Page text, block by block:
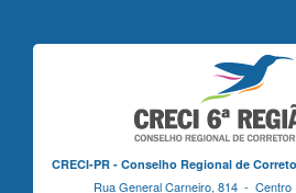
CRECI-PR - Conselho Regional de
Rua General Carneiro, 814 -